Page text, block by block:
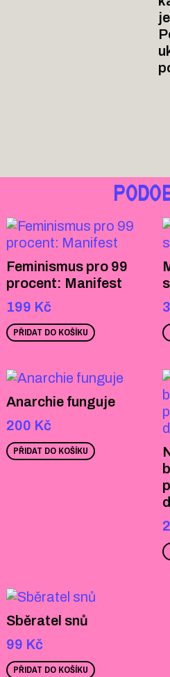
Feminismus pro 99
procent: Manifest
199 Kč
PŘIDAT DO KOŠÍKU
Anarchie funguje
200 Kč
PŘIDAT DO KOŠÍKU
Sběratel snů
99 Kč
PŘIDAT DO KOŠÍKU